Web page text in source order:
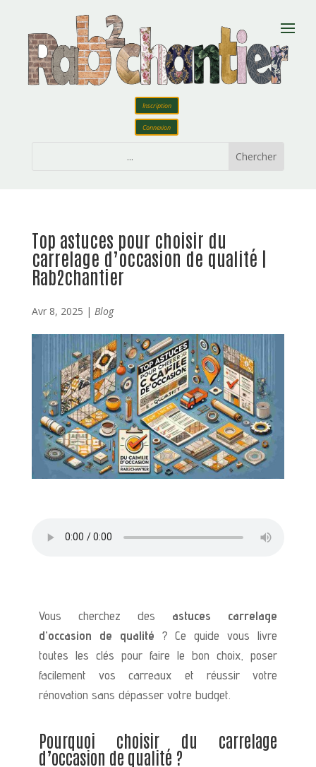
Inscription
Connexion
Top astuces pour choisir du
carrelage d’occasion de qualité |
Rab2chantier
Avr 8, 2025 | Blog
Vous cherchez des astuces carrelage
d’occasion de qualité ? Ce guide vous livre
toutes les clés pour faire le bon choix, poser
facilement vos carreaux et réussir votre
rénovation sans dépasser votre budget.
Pourquoi choisir du carrelage
d’occasion de qualité ?